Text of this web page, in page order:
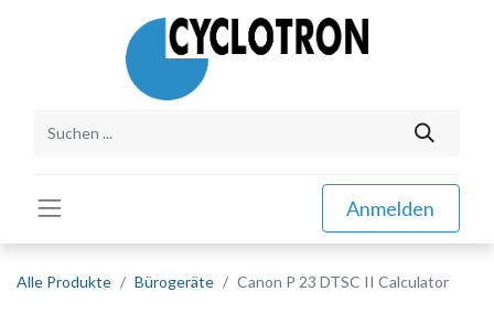
Anmelden
Alle Produkte Bürogeräte Canon P 23 DTSC II Calculator